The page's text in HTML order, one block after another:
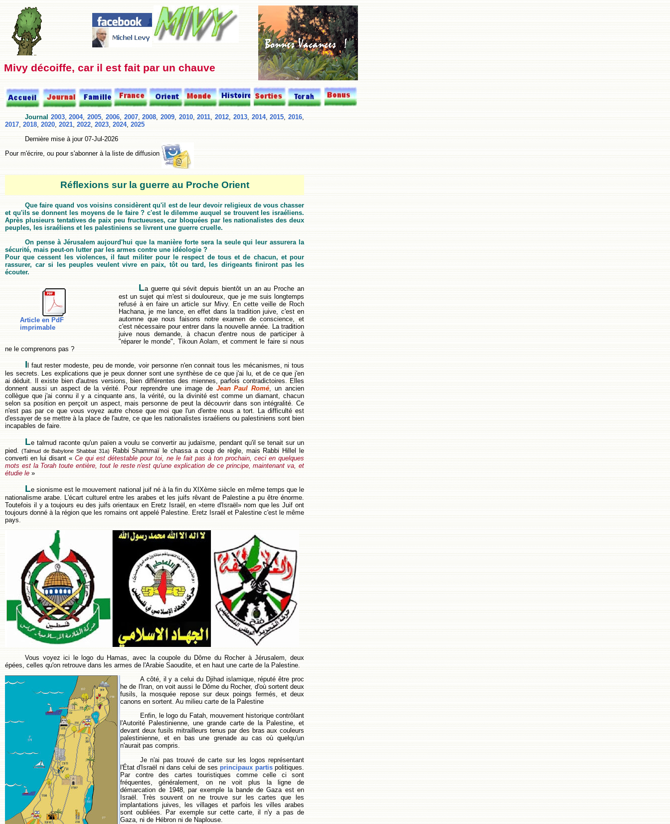
Mivy décoiffe, car il est fait par un chauve
Journal 2003,2004,2005, 2006, 2007,2008,2009, 2010,2011,2012, 2013, 2014,2015,2016,
2017, 2018, 2020, 2021, 2022, 2023, 2024, 2025
Dernière mise à jour 07-Jul-2026
Pour m'écrire, ou pour s'abonner à la liste de diffusion
Réflexions sur la guerre au Proche Orient
Que faire quand vos voisins considèrent qu'il est de leur devoir religieux de vous chasser
et qu'ils se donnent les moyens de le faire ? c'est le dilemme auquel se trouvent les israéliens.
Après plusieurs tentatives de paix peu fructueuses, car bloquées par les nationalistes des deux
peuples, les israéliens et les palestiniens se livrent une guerre cruelle.
On pense à Jérusalem aujourd'hui que la manière forte sera la seule qui leur assurera la
sécurité, mais peut-on lutter par les armes contre une idéologie ?
Pour que cessent les violences, il faut militer pour le respect de tous et de chacun, et pour
rassurer, car si les peuples veulent vivre en paix, tôt ou tard, les dirigeants finiront pas les
écouter.
Article en PdF
imprimable
La guerre qui sévit depuis bientôt un an au Proche an
est un sujet qui m'est si douloureux, que je me suis longtemps
refusé à en faire un article sur Mivy. En cette veille de Roch
Hachana, je me lance, en effet dans la tradition juive, c'est en
automne que nous faisons notre examen de conscience, et
c'est nécessaire pour entrer dans la nouvelle année. La tradition
juive nous demande, à chacun d'entre nous de participer à
"réparer le monde", Tikoun Aolam, et comment le faire si nous
ne le comprenons pas ?
I l faut rester modeste, peu de monde, voir personne n'en connait tous les mécanismes, ni tous
les secrets. Les explications que je peux donner sont une synthèse de ce que j'ai lu, et de ce que j'en
ai déduit. Il existe bien d'autres versions, bien différentes des miennes, parfois contradictoires. Elles
donnent aussi un aspect de la vérité. Pour reprendre une image deJean Paul Romé, un ancien
collègue que j'ai connu il y a cinquante ans, la vérité, ou la divinité est comme un diamant, chacun
selon sa position en perçoit un aspect, mais personne de peut la découvrir dans son intégralité. Ce
n'est pas par ce que vous voyez autre chose que moi que l'un d'entre nous a tort. La difficulté est
d'essayer de se mettre à la place de l'autre, ce que les nationalistes israéliens ou palestiniens sont bien
incapables de faire.
Le talmud raconte qu'un païen a voulu se convertir au judaïsme, pendant qu'il se tenait sur un
pied.
(Talmud de Babylone Shabbat 31a)
Rabbi Shammaï le chassa a coup de règle, mais Rabbi Hillel le
converti en lui disant « Ce qui est détestable pour toi, ne le fait pas à ton prochain, ceci en quelques
mots est la Torah toute entière, tout le reste n'est qu'une explication de ce principe, maintenant va, et
étudie le »
Le sionisme est le mouvement national juif né à la fin du XIXème siècle en même temps que le
nationalisme arabe. L'écart culturel entre les arabes et les juifs rêvant de Palestine a pu être énorme.
Toutefois il y a toujours eu des juifs orientaux en Eretz Israël, en «terre d'Israël» nom que les Juif ont
toujours donné à la région que les romains ont appelé Palestine. Eretz Israël et Palestine c'est le même
pays.
Vous voyez ici le logo du Hamas, avec la coupole du Dôme du Rocher à Jérusalem, deux
épées, celles qu'on retrouve dans les armes de l'Arabie Saoudite, et en haut une carte de la Palestine.
A côté, il y a celui du Djihad islamique, réputé être proc
he de l'Iran, on voit aussi le Dôme du Rocher, d'où sortent deux
fusils, la mosquée repose sur deux poings fermés, et deux
canons en sortent. Au milieu carte de la Palestine
Enfin, le logo du Fatah, mouvement historique contrôlant
l'Autorité Palestinienne, une grande carte de la Palestine, et
devant deux fusils mitrailleurs tenus par des bras aux couleurs
palestinienne, et en bas une grenade au cas où quelqu'un
n'aurait pas compris.
Je n'ai pas trouvé de carte sur les logos représentant
l'État d'Israël ni dans celui de sesprincipaux partispolitiques.
Par contre des cartes touristiques comme celle ci sont
fréquentes, généralement, on ne voit plus la ligne de
démarcation de 1948, par exemple la bande de Gaza est en
Israël. Très souvent on ne trouve sur les cartes que les
implantations juives, les villages et parfois les villes arabes
sont oubliées. Par exemple sur cette carte, il n'y a pas de
Gaza, ni de Hébron ni de Naplouse.